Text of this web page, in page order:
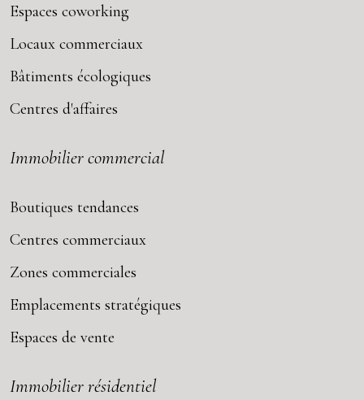
Espaces coworking
Locaux commerciaux
Bâtiments écologiques
Centres d'affaires
Immobilier commercial
Boutiques tendances
Centres commerciaux
Zones commerciales
Emplacements stratégiques
Espaces de vente
Immobilier résidentiel